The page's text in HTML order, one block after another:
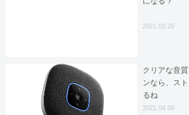
2021.03.29
クリアな音
ンなら、ス
るね
2021.04.09